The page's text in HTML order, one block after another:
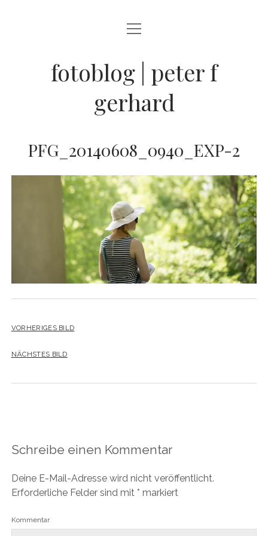
BLOG
JAZZ LIVE !
ZEN MOMENTE
WANDERLUST
INFO
Menü
öffnen
DATENSCHUTZ
KONTAKT
ARCHIV
instagram
Menü
öffnen
fotoblog | peter f
gerhard
PFG_20140608_0940_EXP-2
VORHERIGES BILD
NÄCHSTES BILD
Schreibe einen Kommentar
Deine E-Mail-Adresse wird nicht veröffentlicht.
Erforderliche Felder sind mit * markiert
Kommentar